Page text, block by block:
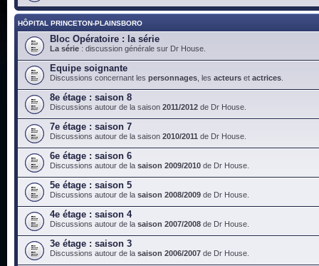
HÔPITAL PRINCETON-PLAINSBORO
Bloc Opératoire : la série
La série : discussion générale sur Dr House.
Equipe soignante
Discussions concernant les personnages , les acteurs et actrices
8e étage : saison 8
Discussions autour de la saison 2011/2012 de Dr House.
7e étage : saison 7
Discussions autour de la saison 2010/2011 de Dr House.
6e étage : saison 6
Discussions autour de la saison 2009/2010 de Dr House.
5e étage : saison 5
Discussions autour de la saison 2008/2009 de Dr House.
4e étage : saison 4
Discussions autour de la saison 2007/2008 de Dr House.
3e étage : saison 3
Discussions autour de la saison 2006/2007 de Dr House.